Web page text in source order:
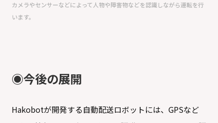
カメラやセンサーなどによって人物や障害物などを認識しながら運転を行
います。
◉今後の展開
Hakobotが開発する自動配送ロボットには、GPSなど